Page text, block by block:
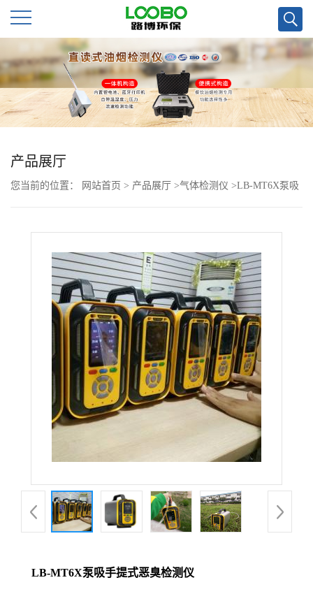
公
司
首
页
公
品
厅
产品展厅
您当前的位置： 网站首页 > 产品展厅 >气体检测仪 >LB-MT6X泵吸
LB-MT6X泵吸手提式恶臭检测仪